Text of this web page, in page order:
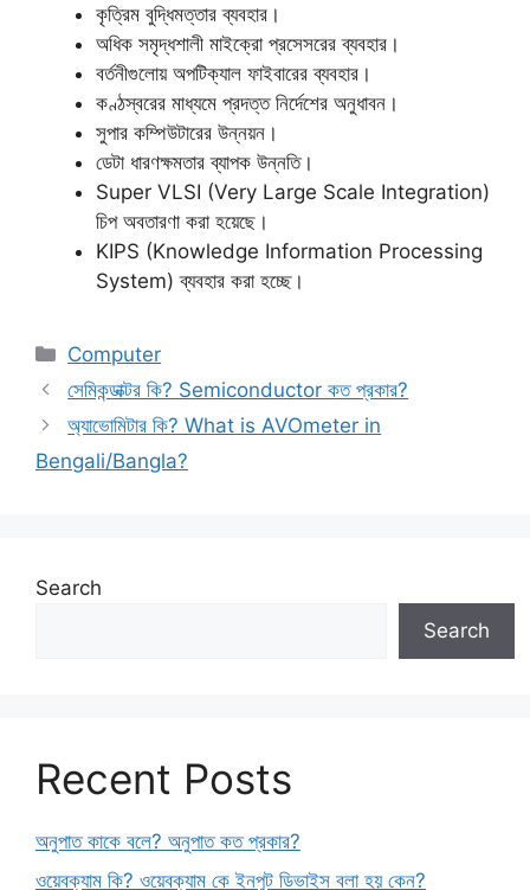
কৃত্রিম বুদ্ধিমত্তার ব্যবহার।
অধিক সমৃদ্ধশালী মাইক্রো প্রসেসরের ব্যবহার।
বর্তনীগুলোয় অপটিক্যাল ফাইবারের ব্যবহার।
কণ্ঠস্বরের মাধ্যমে প্রদত্ত নির্দেশের অনুধাবন।
সুপার কম্পিউটারের উন্নয়ন।
ডেটা ধারণক্ষমতার ব্যাপক উন্নতি।
Super VLSI (Very Large Scale Integration)
চিপ অবতারণা করা হয়েছে।
KIPS (Knowledge Information Processing
System) ব্যবহার করা হচ্ছে।
Categories
Computer
সেমিকন্ডাক্টর কি? Semiconductor কত প্রকার?
অ্যাভোমিটার কি? What is AVOmeter in
Bengali/Bangla?
Search
Search
Recent Posts
অনুপাত কাকে বলে? অনুপাত কত প্রকার?
ওয়েবক্যাম কি? ওয়েবক্যাম কে ইনপুট ডিভাইস বলা হয় কেন?